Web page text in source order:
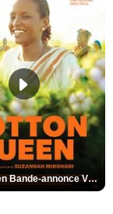
Cotton Queen Bande-annonce VO STFR